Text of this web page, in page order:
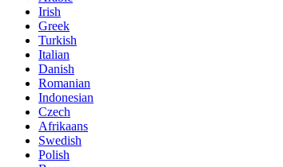
Irish
Greek
Turkish
Italian
Danish
Romanian
Indonesian
Czech
Afrikaans
Swedish
Polish